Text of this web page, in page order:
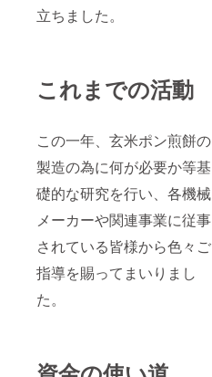
立ちました。
これまでの活動
この一年、玄米ポン煎餅の
製造の為に何が必要か等基
礎的な研究を行い、各機械
メーカーや関連事業に従事
されている皆様から色々ご
指導を賜ってまいりまし
た。